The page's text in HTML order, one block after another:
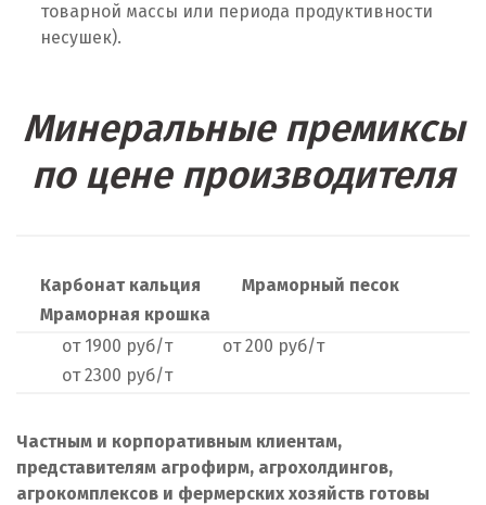
Набарежные Челны
Наро-Фоминск
Невьянск
Нижневартовск
Нижний Новгород
Нижний Тагил
Новокоалиновый
товарной массы или периода продуктивности
несушек).
Минеральные премиксы
по цене производителя
Карбонат кальция
Мраморный песок
Мраморная крошка
от 1900 руб/т
от 200 руб/т
от 2300 руб/т
Частным и корпоративным клиентам,
представителям агрофирм, агрохолдингов,
агрокомплексов и фермерских хозяйств готовы